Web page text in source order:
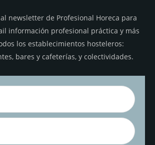
newsletter de Profesional Horeca para
información profesional práctica y más
los establecimientos hosteleros:
bares y cafeterías, y colectividades.